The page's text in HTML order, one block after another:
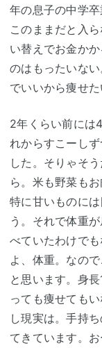
年の息子の中学卒
このままだと入
い替えでお金か
のはもったいな
でいいから痩せた
2年くらい前には
れからすこーし
した。そりゃそ
ら。米も野菜も
特に甘いものに
う。それで体重
べていたわけで
よ、体重。なの
と思います。身
っても痩せても
し現実は。手持
てきています。お